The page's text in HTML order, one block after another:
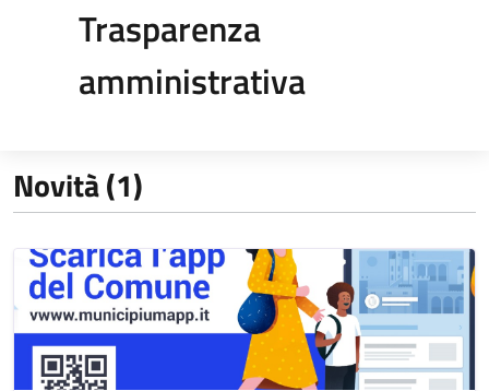
Trasparenza
amministrativa
Novità (1)